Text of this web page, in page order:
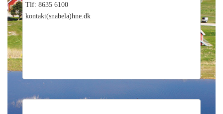
Tlf: 8635 6100
kontakt(snabela)hne.dk